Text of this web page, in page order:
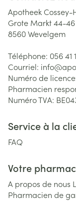
Apotheek Cossey-
Grote Markt 44-46
8560Wevelgem
Téléphone: 056 41
Courriel: info@
Numéro de
Pharmacien
Numéro TVA:
Service à la
FAQ
Votre
A propos de nous
Pharmacien de